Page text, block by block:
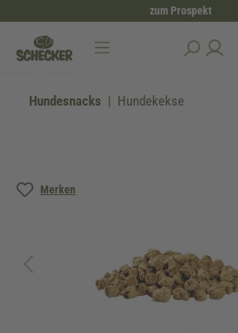
zum Prospekt
Hundesnacks Hundekekse
Merken
Bildergalerie überspringen